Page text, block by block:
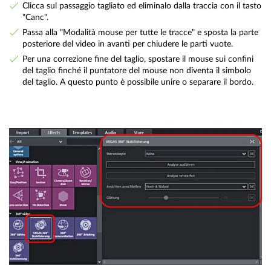
Clicca sul passaggio tagliato ed eliminalo dalla traccia con il tasto
"Canc".
Passa alla "Modalità mouse per tutte le tracce" e sposta la parte
posteriore del video in avanti per chiudere le parti vuote.
Per una correzione fine del taglio, spostare il mouse sui confini
del taglio finché il puntatore del mouse non diventa il simbolo
del taglio. A questo punto è possibile unire o separare il bordo.